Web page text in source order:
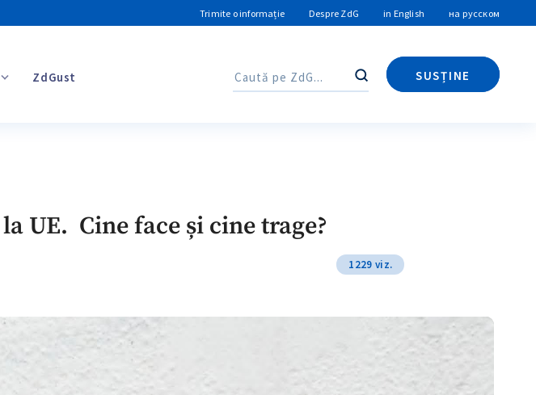
Trimite o informație Despre ZdG in English на русском
ZdGust Caută
SUSȚINE
Caută
UE. Cine face și cine trage?
1229 viz.